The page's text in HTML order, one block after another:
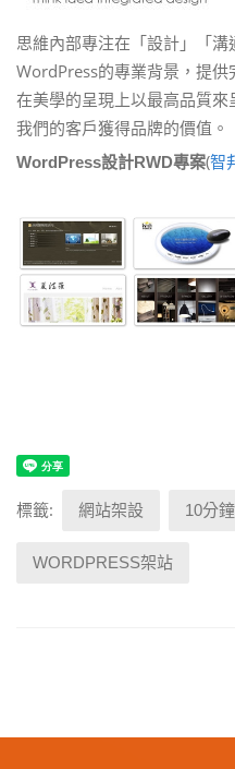
思維內部專注在「設計」「
WordPress的專業背景，提供
在美學的呈現上以最高品質
我們的客戶獲得品牌的價值。
WordPress設計RWD專案(智
標籤: 網站架設 10分
WORDPRESS架站